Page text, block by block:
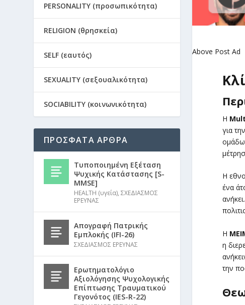
Above Post Ad
Η
για
Η
ένα
Η
η
την
PERSONALITY (προσωπικότητα)
RELIGION (θρησκεία)
SELF (εαυτός)
SEXUALITY (σεξουαλικότητα)
SOCIABILITY (κοινωνικότητα)
ΠΡΟΣΦΑΤΑ ΑΡΘΡΑ
Τυποποιημένη Εξέταση
Ψυχικής Κατάστασης [S-
MMSE]
HEALTH (υγεία),ΣΧΕΔΙΑΣΜΟΣ
ΕΡΕΥΝΑΣ
Απογραφή Πατρικής
Εμπλοκής (IFI-26)
ΣΧΕΔΙΑΣΜΟΣ ΕΡΕΥΝΑΣ
Ερωτηματολόγιο
Αξιολόγησης Ψυχολογικής
Επίπτωσης Τραυματικού
Γεγονότος (IES-R-22)